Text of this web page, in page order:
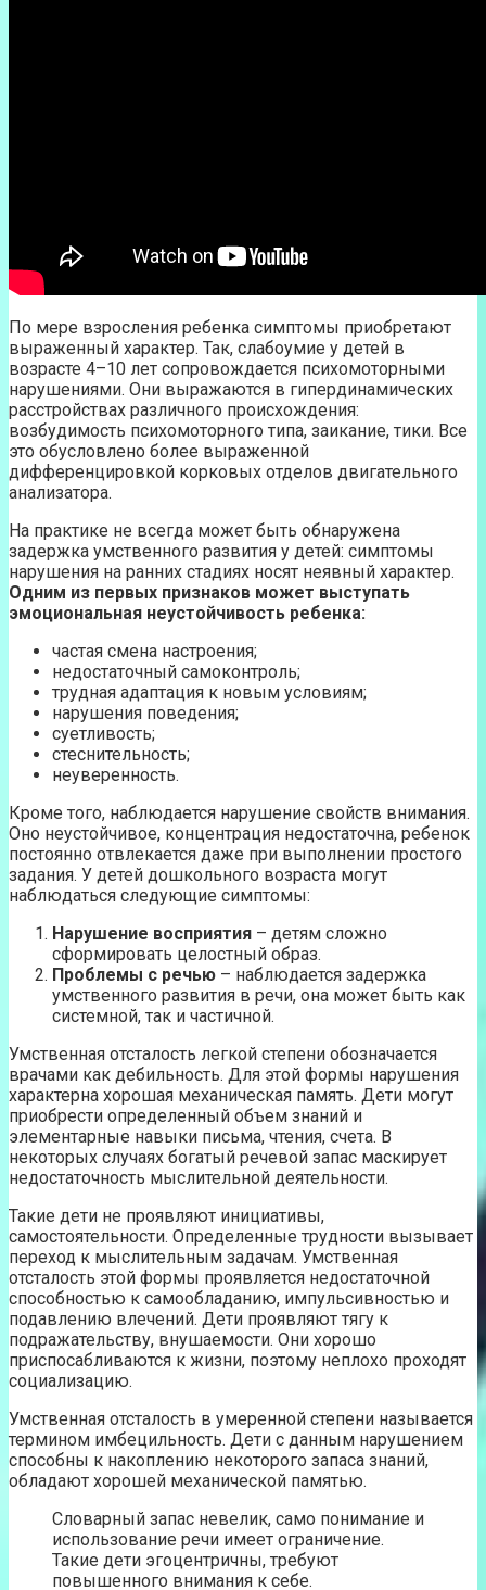
По мере взросления ребенка симптомы приобретают
выраженный характер. Так, слабоумие у детей в
возрасте 4–10 лет сопровождается психомоторными
нарушениями. Они выражаются в гипердинамических
расстройствах различного происхождения:
возбудимость психомоторного типа, заикание, тики. Все
это обусловлено более выраженной
дифференцировкой корковых отделов двигательного
анализатора.
На практике не всегда может быть обнаружена
задержка умственного развития у детей: симптомы
нарушения на ранних стадиях носят неявный характер.
Одним из первых признаков может выступать
эмоциональная неустойчивость ребенка:
частая смена настроения;
недостаточный самоконтроль;
трудная адаптация к новым условиям;
нарушения поведения;
суетливость;
стеснительность;
неуверенность.
Кроме того, наблюдается нарушение свойств внимания.
Оно неустойчивое, концентрация недостаточна, ребенок
постоянно отвлекается даже при выполнении простого
задания. У детей дошкольного возраста могут
наблюдаться следующие симптомы:
Нарушение восприятия – детям сложно
сформировать целостный образ.
Проблемы с речью – наблюдается задержка
умственного развития в речи, она может быть как
системной, так и частичной.
Умственная отсталость легкой степени обозначается
врачами как дебильность. Для этой формы нарушения
характерна хорошая механическая память. Дети могут
приобрести определенный объем знаний и
элементарные навыки письма, чтения, счета. В
некоторых случаях богатый речевой запас маскирует
недостаточность мыслительной деятельности.
Такие дети не проявляют инициативы,
самостоятельности. Определенные трудности вызывает
переход к мыслительным задачам. Умственная
отсталость этой формы проявляется недостаточной
способностью к самообладанию, импульсивностью и
подавлению влечений. Дети проявляют тягу к
подражательству, внушаемости. Они хорошо
приспосабливаются к жизни, поэтому неплохо проходят
социализацию.
Умственная отсталость в умеренной степени называется
термином имбецильность. Дети с данным нарушением
способны к накоплению некоторого запаса знаний,
обладают хорошей механической памятью.
Словарный запас невелик, само понимание и
использование речи имеет ограничение.
Такие дети эгоцентричны, требуют
повышенного внимания к себе.